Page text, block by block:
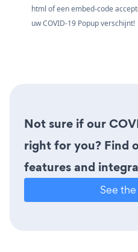
html of een embed-code
uw COVID-19 Popup verschijnt!
Not sure if our
right for you? Find
features and
See